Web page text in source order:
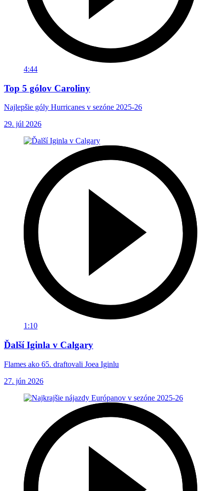
4:44
Top 5 gólov Caroliny
Najlepšie góly Hurricanes v sezóne 2025-26
29. júl 2026
1:10
Ďalší Iginla v Calgary
Flames ako 65. draftovali Joea Iginlu
27. jún 2026